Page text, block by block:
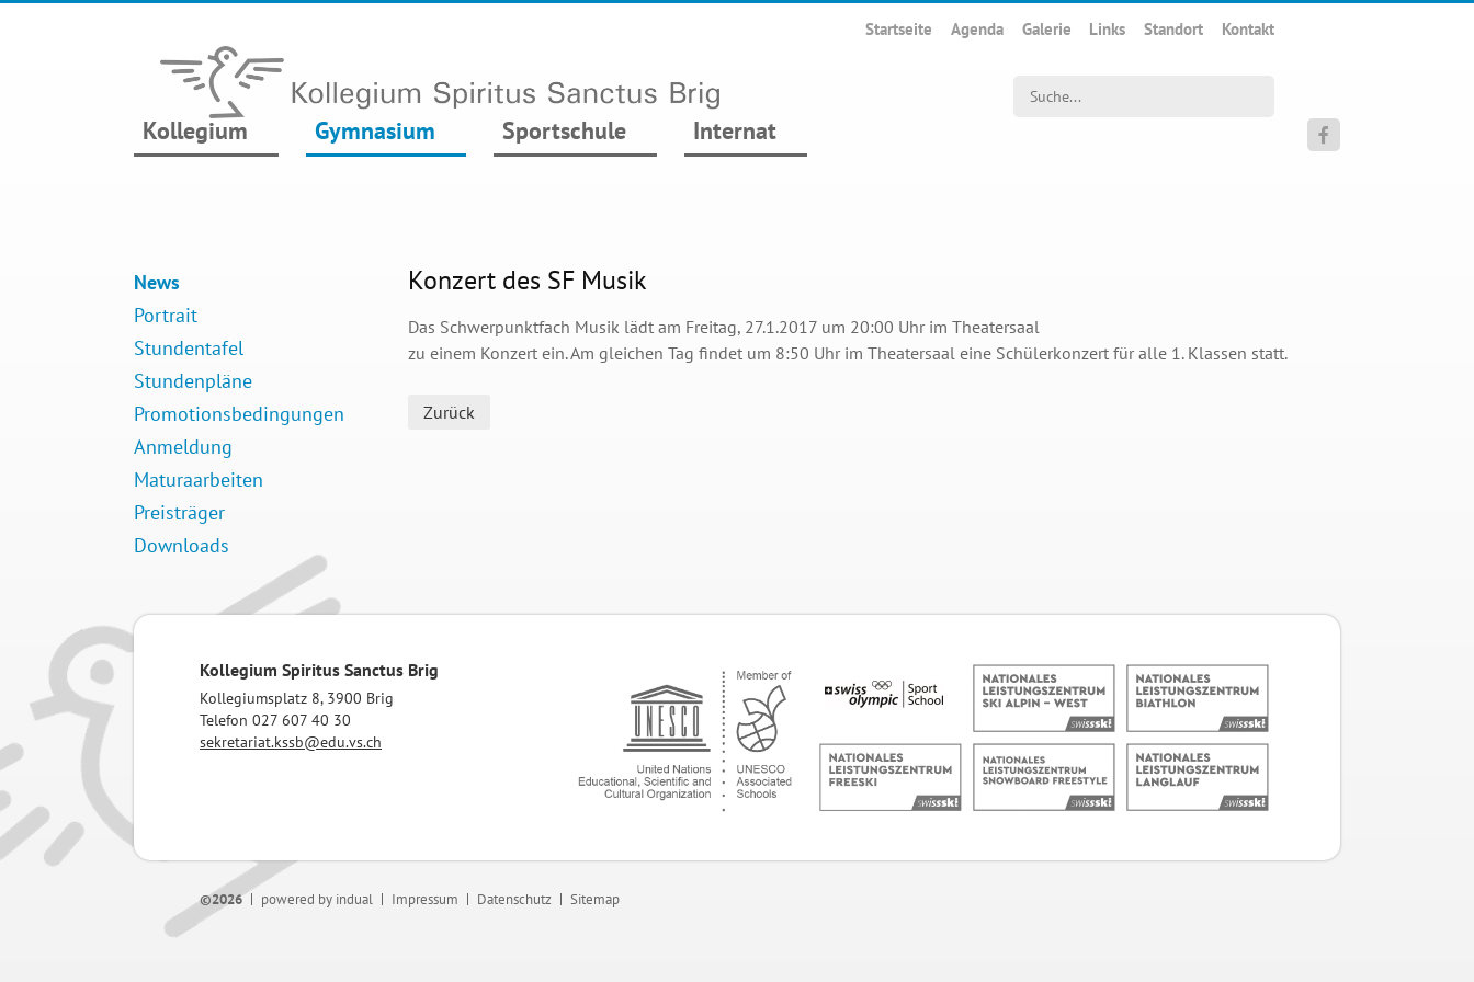
Startseite Agenda Galerie Links Standort Kontakt
Kollegium Gymnasium Sportschule Internat 
News
Portrait
Stundentafel
Stundenpläne
Promotionsbedingungen
Anmeldung
Maturaarbeiten
Preisträger
Downloads
Konzert des SF Musik
Das Schwerpunktfach Musik lädt am Freitag, 27.1.2017 um 20:00 Uhr im Theatersaal
zu einem Konzert ein. Am gleichen Tag findet um 8:50 Uhr im Theatersaal eine Schülerkonzert für alle 1. Klassen statt.
Zurück
Kollegium Spiritus Sanctus Brig
Kollegiumsplatz 8, 3900 Brig
Telefon 027 607 40 30
sekretariat.kssb@edu.vs.ch
©2026 powered by indual Impressum Datenschutz Sitemap